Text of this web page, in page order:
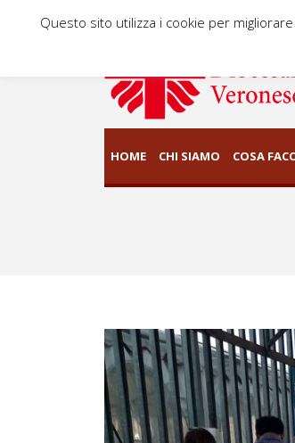
HOME CHI SIAMO COSA
Questo sito utilizza i cookie per